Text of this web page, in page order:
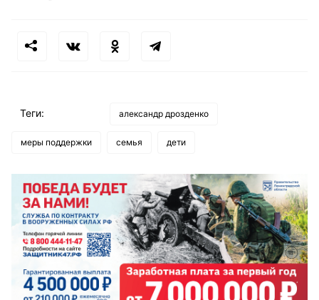
Теги: александр дрозденко
меры поддержки семья дети